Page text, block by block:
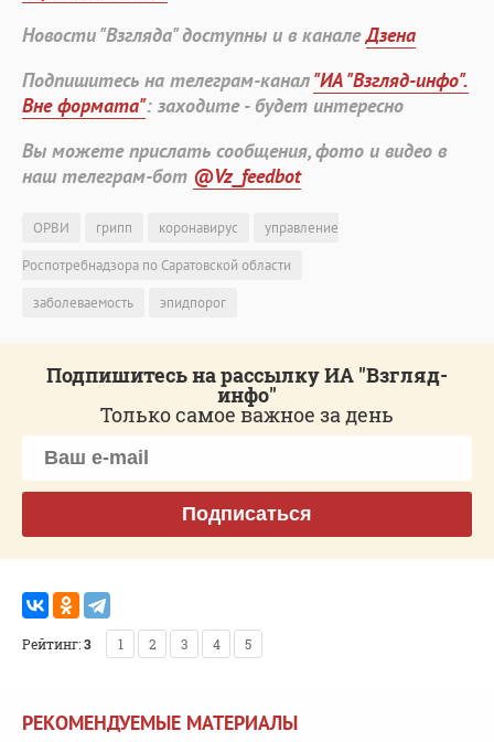
Новости "Взгляда" доступны и в каналеДзена
Подпишитесь на телеграм-канал"ИА "Взгляд-инфо".
Вне формата": заходите - будет интересно
Вы можете прислать сообщения, фото и видео в
наш телеграм-бот @Vz_feedbot
ОРВИ грипп коронавирус
управление
Роспотребнадзора по Саратовской области
заболеваемость
эпидпорог
Подпишитесь на рассылку ИА "Взгляд-
инфо"
Только самое важное за день
Подписаться
Рейтинг:3 1 2 3 4 5
РЕКОМЕНДУЕМЫЕ МАТЕРИАЛЫ